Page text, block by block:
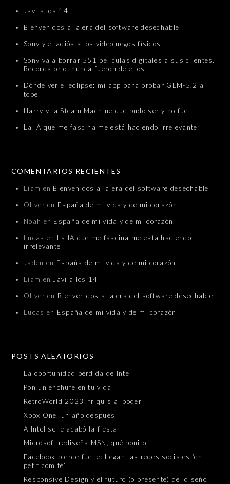
Javi a los 14
Bienvenidos a la era del software desechable
Sony y el adiós a los videojuegos físicos
Sony va a borrar 551 películas digitales a sus clientes.
Recordatorio: nunca fueron de ellos
Dónde ver el eclipse: mi app para probar GLM-5.2 a
tope
Harry y la Steam Machine que pudo ser y no fue
La IA que me fascina me está haciendo irrelevante
COMENTARIOS RECIENTES
Liam en Bienvenidos a la era del software desechable
Oliver en España de mi vida y de mi corazón
Noah en España de mi vida y de mi corazón
Lucas en La IA que me fascina me está haciendo
irrelevante
Jaden en España de mi vida y de mi corazón
Liam en Javi a los 14
Oliver en Bienvenidos a la era del software desechable
Lucas en España de mi vida y de mi corazón
POSTS ALEATORIOS
La oportunidad perdida de Intel
Pon un enchufe en tu vida
RetroWorld 2023: friquis al poder
Xbox One, un año después
A Intel se le acabó la fiesta
Microsoft rediseña MSN, qué bonito
Facebook pierde fuelle: llegan las redes sociales ‘en
petit comité’
Responsive Design y el futuro (o presente) del diseño